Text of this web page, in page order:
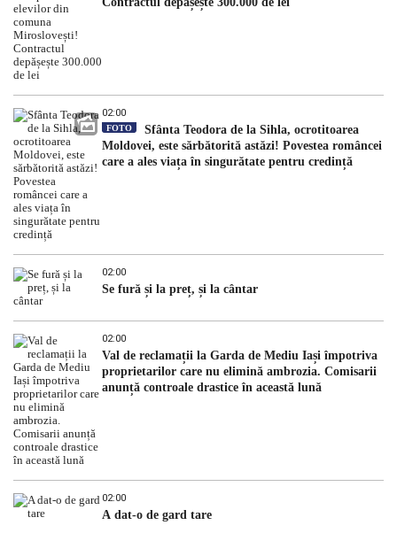
02:00
FOTO
Sfânta Teodora de la Sihla, ocrotitoarea
Moldovei, este sărbătorită astăzi! Povestea româncei
care a ales viața în singurătate pentru credință
02:00
Se fură și la preț, și la cântar
02:00
Val de reclamații la Garda de Mediu Iași împotriva
proprietarilor care nu elimină ambrozia. Comisarii
anunță controale drastice în această lună
02:00
A dat-o de gard tare